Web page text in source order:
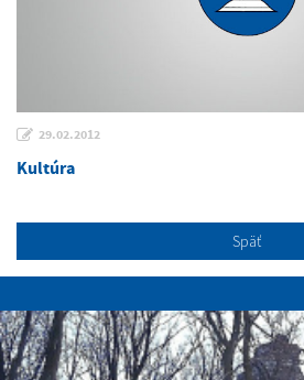
29.02.2012
Kultúra
Späť